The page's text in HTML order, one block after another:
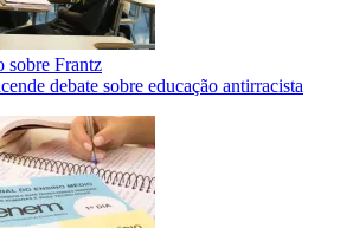
sobre Frantz
debate sobre educação antirracista